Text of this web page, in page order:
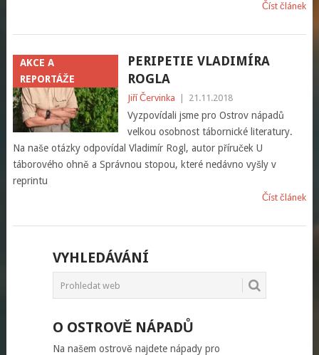
Číst článek
AKCE A
REPORTÁŽE
PERIPETIE VLADIMÍRA
ROGLA
Jiří Červinka 21.11.2018
Vyzpovídali jsme pro Ostrov nápadů
velkou osobnost tábornické literatury.
Na naše otázky odpovídal Vladimír Rogl, autor příruček U
táborového ohně a Správnou stopou, které nedávno vyšly v
reprintu
Číst článek
VYHLEDÁVÁNÍ
O OSTROVĚ NÁPADŮ
Na našem ostrově najdete nápady pro